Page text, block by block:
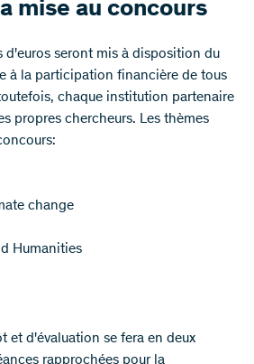
mise au concours
d'euros seront mis à disposition du
à la participation financière de tous
chaque institution partenaire
propres chercheurs. Les thèmes
change
Humanities
et d'évaluation se fera en deux
rapprochées pour la